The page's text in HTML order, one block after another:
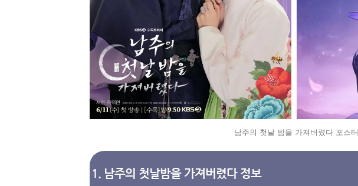
남주의 첫날 밤을 가져버렸다 포스터
1. 남주의 첫날밤을 가져버렸다 정보